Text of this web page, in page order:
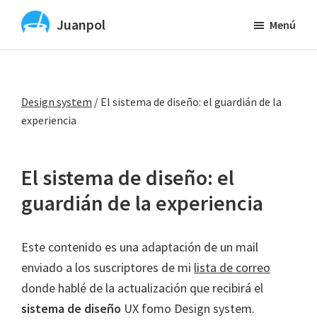
Saltar
contenido
Juanpol
diseño
UX
con
IA
Menú
Design system / El sistema de diseño: el guardián de la
experiencia
El sistema de diseño: el
guardián de la experiencia
Este contenido es una adaptación de un mail
enviado a los suscriptores de mi lista de correo
donde hablé de la actualización que recibirá el
sistema de diseño UX fomo Design system.